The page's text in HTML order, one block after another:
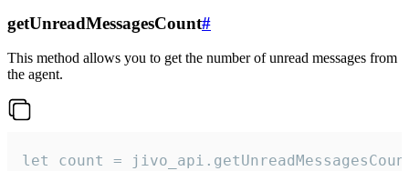
getUnreadMessagesCount#
This method allows you to get the number of unread messages from
the agent.
let count =